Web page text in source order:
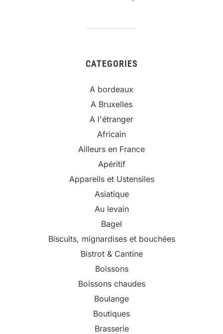
CATEGORIES
A bordeaux
A Bruxelles
A l'étranger
Africain
Ailleurs en France
Apéritif
Appareils et Ustensiles
Asiatique
Au levain
Bagel
Biscuits, mignardises et bouchées
Bistrot & Cantine
Boissons
Boissons chaudes
Boulange
Boutiques
Brasserie